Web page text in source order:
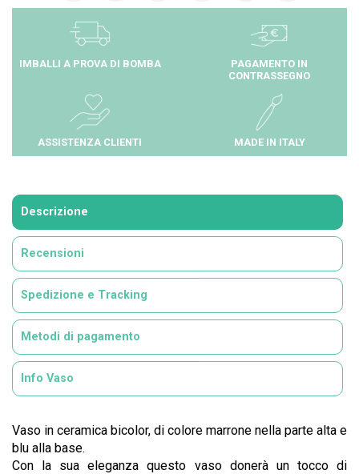
IMBALLI A PROVA DI BOMBA
PAGAMENTO IN
CONTRASSEGNO
ASSISTENZA CLIENTI MADE IN ITALY
Descrizione
Recensioni
Spedizione e Tracking
Metodi di pagamento
Info Vaso
Vaso in ceramica bicolor, di colore marrone nella parte alta e
blu alla base.
Con la sua eleganza questo vaso donerà un tocco di